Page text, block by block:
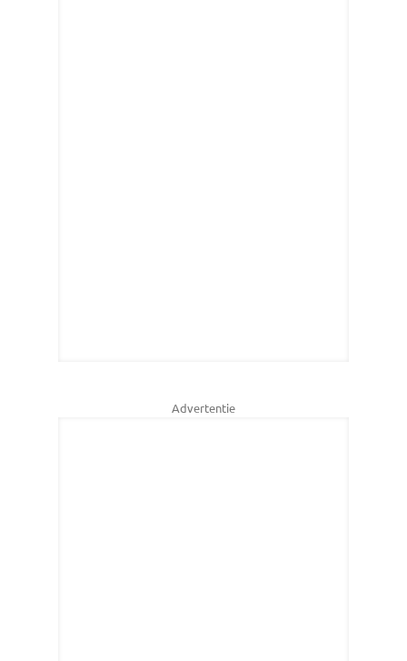
Advertentie